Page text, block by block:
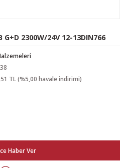
G+D 2300W/24V 12-13DIN766
TL (%5,00 havale indirimi)
Haber Ver